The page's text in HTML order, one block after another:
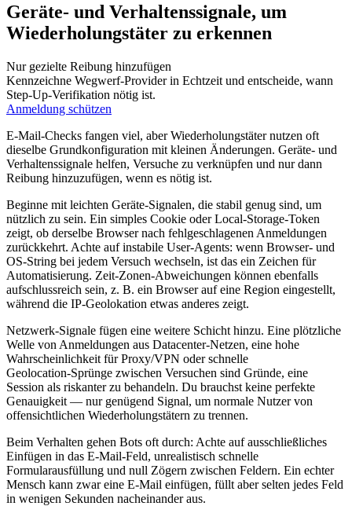
Geräte‑ und Verhaltenssignale, um
Wiederholungstäter zu erkennen
Nur gezielte Reibung hinzufügen
Kennzeichne Wegwerf‑Provider in Echtzeit und entscheide, wann
Step‑Up‑Verifikation nötig ist.
Anmeldung schützen
E‑Mail‑Checks fangen viel, aber Wiederholungstäter nutzen oft
dieselbe Grundkonfiguration mit kleinen Änderungen. Geräte‑ und
Verhaltenssignale helfen, Versuche zu verknüpfen und nur dann
Reibung hinzuzufügen, wenn es nötig ist.
Beginne mit leichten Geräte‑Signalen, die stabil genug sind, um
nützlich zu sein. Ein simples Cookie oder Local‑Storage‑Token
zeigt, ob derselbe Browser nach fehlgeschlagenen Anmeldungen
zurückkehrt. Achte auf instabile User‑Agents: wenn Browser‑ und
OS‑String bei jedem Versuch wechseln, ist das ein Zeichen für
Automatisierung. Zeit‑Zonen‑Abweichungen können ebenfalls
aufschlussreich sein, z. B. ein Browser auf eine Region eingestellt,
während die IP‑Geolokation etwas anderes zeigt.
Netzwerk‑Signale fügen eine weitere Schicht hinzu. Eine plötzliche
Welle von Anmeldungen aus Datacenter‑Netzen, eine hohe
Wahrscheinlichkeit für Proxy/VPN oder schnelle
Geolocation‑Sprünge zwischen Versuchen sind Gründe, eine
Session als riskanter zu behandeln. Du brauchst keine perfekte
Genauigkeit — nur genügend Signal, um normale Nutzer von
offensichtlichen Wiederholungstätern zu trennen.
Beim Verhalten gehen Bots oft durch: Achte auf ausschließliches
Einfügen in das E‑Mail‑Feld, unrealistisch schnelle
Formularausfüllung und null Zögern zwischen Feldern. Ein echter
Mensch kann zwar eine E‑Mail einfügen, füllt aber selten jedes Feld
in wenigen Sekunden nacheinander aus.